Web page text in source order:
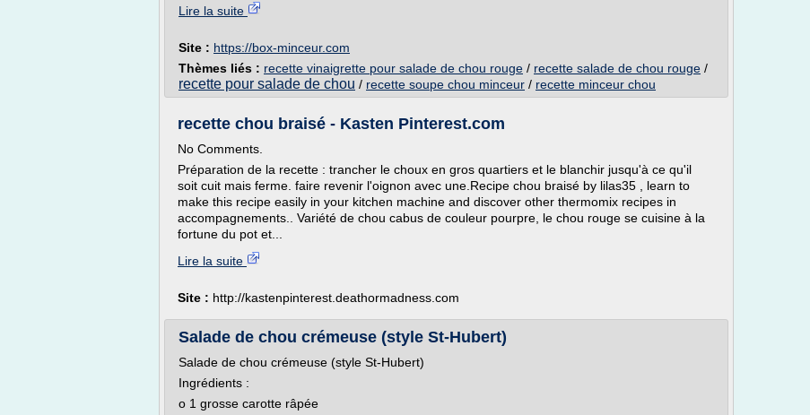
Lire la suite
Site : https://box-minceur.com
Thèmes liés : recette vinaigrette pour salade de chou rouge / recette salade de chou rouge /
recette pour salade de chou / recette soupe chou minceur / recette minceur chou
recette chou braisé - Kasten Pinterest.com
No Comments.
Préparation de la recette : trancher le choux en gros quartiers et le blanchir jusqu'à ce qu'il
soit cuit mais ferme. faire revenir l'oignon avec une.Recipe chou braisé by lilas35 , learn to
make this recipe easily in your kitchen machine and discover other thermomix recipes in
accompagnements.. Variété de chou cabus de couleur pourpre, le chou rouge se cuisine à la
fortune du pot et...
Lire la suite
Site : http://kastenpinterest.deathormadness.com
Salade de chou crémeuse (style St-Hubert)
Salade de chou crémeuse (style St-Hubert)
Ingrédients :
o 1 grosse carotte râpée